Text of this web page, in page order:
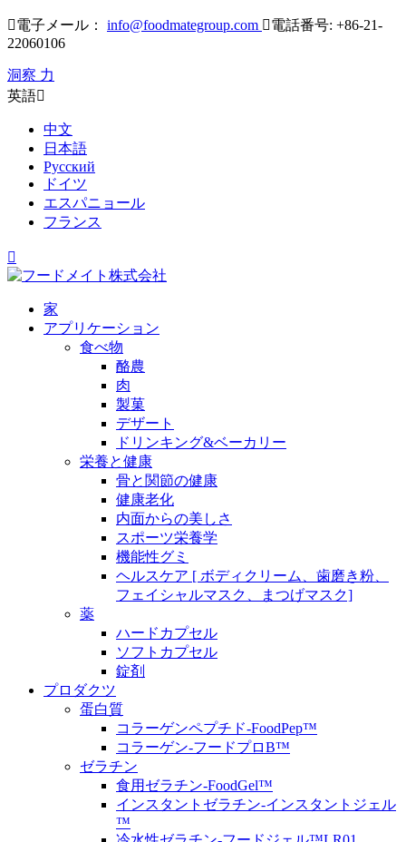
電子メール： info@foodmategroup.com 電話番号: +86-21-
22060106
洞察 力
英語
中文
日本語
Русский
ドイツ
エスパニョール
フランス

家
アプリケーション
食べ物
酪農
肉
製菓
デザート
ドリンキング&ベーカリー
栄養と健康
骨と関節の健康
健康老化
内面からの美しさ
スポーツ栄養学
機能性グミ
ヘルスケア [ ボディクリーム、歯磨き粉、
フェイシャルマスク、まつげマスク]
薬
ハードカプセル
ソフトカプセル
錠剤
プロダクツ
蛋白質
コラーゲンペプチド-FoodPep™
コラーゲン-フードプロB™
ゼラチン
食用ゼラチン-FoodGel™
インスタントゼラチン-インスタントジェル
™